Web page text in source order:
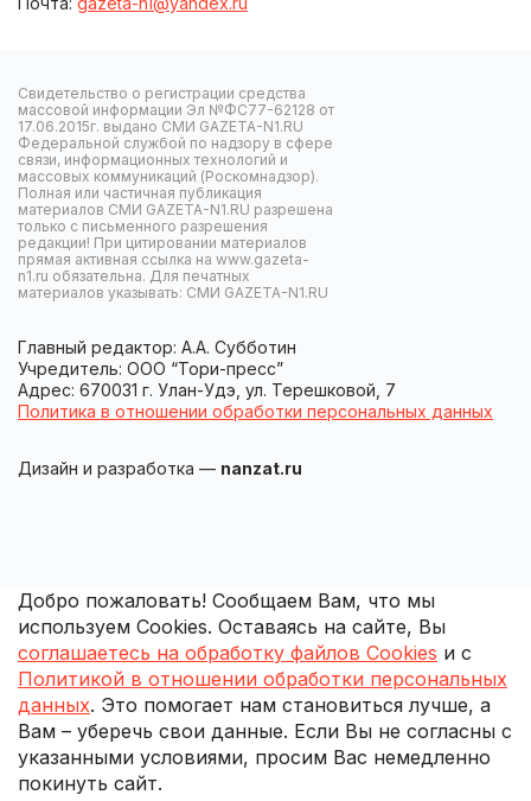
Свидетельство о регистрации средства
массовой информации Эл №ФС77-62128 от
17.06.2015г. выдано СМИ GAZETA-N1.RU
Федеральной службой по надзору в сфере
связи, информационных технологий и
массовых коммуникаций (Роскомнадзор).
Полная или частичная публикация
материалов СМИ GAZETA-N1.RU разрешена
только с письменного разрешения
редакции! При цитировании материалов
прямая активная ссылка на www.gazeta-
n1.ru обязательна. Для печатных
материалов указывать: СМИ GAZETA-N1.RU
Главный редактор: А.А. Субботин
Учредитель: ООО “Тори-пресс”
Адрес: 670031 г. Улан-Удэ, ул. Терешковой, 7
Политика в отношении обработки персональных данных
Дизайн и разработка — nanzat.ru
Добро пожаловать! Сообщаем Вам, что мы
используем Cookies. Оставаясь на сайте, Вы
соглашаетесь на обработку файлов Cookies и с
Политикой в отношении обработки персональных
данных. Это помогает нам становиться лучше, а
Вам – уберечь свои данные. Если Вы не согласны с
указанными условиями, просим Вас немедленно
покинуть сайт.